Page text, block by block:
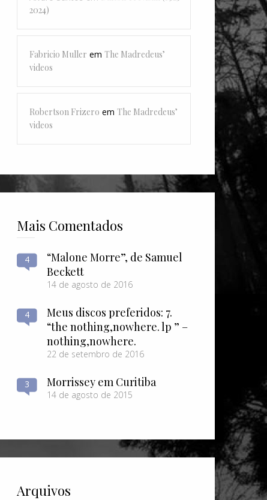
2024)
Fabricio Muller em The Madredeus’
videos
Robertson Frizero em The Madredeus’
videos
Mais Comentados
4
“Malone Morre”, de Samuel
Beckett
14 de agosto de 2016
4
Meus discos preferidos: 7.
“the nothing​,​nowhere. lp ” –
nothing​,​nowhere.
22 de setembro de 2016
3 Morrissey em Curitiba
14 de agosto de 2015
Arquivos